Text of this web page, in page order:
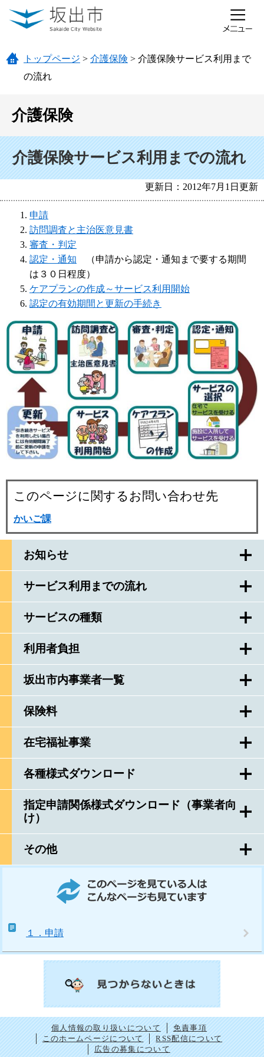
ページの先頭です。
メニューを飛ばして本文へ
トップページ > 介護保険 > 介護保険サービス利用まで
の流れ
介護保険
お知らせ
サービス利用までの流れ
サービスの種類
利用者負担
坂出市内事業者一覧
保険料
在宅福祉事業
各種様式ダウンロード
指定申請関係様式ダウンロード（事業者向
け）
その他
１．申請
介護保険サービス利用までの流れ
更新日：2012年7月1日更新
申請
訪問調査と主治医意見書
審査・判定
認定・通知 （申請から認定・通知まで要する期間
は３０日程度）
ケアプランの作成～サービス利用開始
認定の有効期間と更新の手続き
このページに関するお問い合わせ先
かいご課
個人情報の取り扱いについて
免責事項
このホームページについて
RSS配信について
広告の募集について